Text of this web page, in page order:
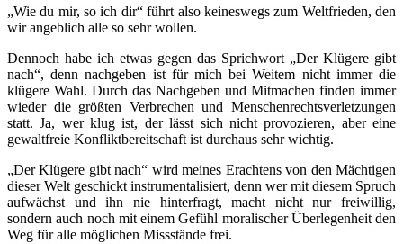
„Wie du mir, so ich dir“ führt also keineswegs zum Weltfrieden, den
wir angeblich alle so sehr wollen.
Dennoch habe ich etwas gegen das Sprichwort „Der Klügere gibt
nach“, denn nachgeben ist für mich bei Weitem nicht immer die
klügere Wahl. Durch das Nachgeben und Mitmachen finden immer
wieder die größten Verbrechen und Menschenrechtsverletzungen
statt. Ja, wer klug ist, der lässt sich nicht provozieren, aber eine
gewaltfreie Konfliktbereitschaft ist durchaus sehr wichtig.
„Der Klügere gibt nach“ wird meines Erachtens von den Mächtigen
dieser Welt geschickt instrumentalisiert, denn wer mit diesem Spruch
aufwächst und ihn nie hinterfragt, macht nicht nur freiwillig,
sondern auch noch mit einem Gefühl moralischer Überlegenheit den
Weg für alle möglichen Missstände frei.